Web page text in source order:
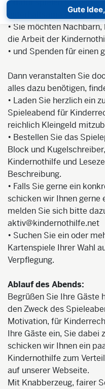
Gute
• dafür spielen Sie
unterhaltsame Weise
• Sie möchten
die Arbeit der
• und Spenden für einen
Dann veranstalten Sie
alles dazu benötigen,
• Laden Sie herzlich ein
Spieleabend für
reichlich Kleingeld
• Bestellen Sie das
Block und
Kindernothilfe und
Beschreibung.
• Falls Sie gerne ein
schicken wir Ihnen gerne
melden Sie sich bitte
aktiv@kindernothilfe.net
• Suchen Sie ein oder
Kartenspiele Ihrer Wahl
Verpflegung.
Ablauf des Abends:
Begrüßen Sie Ihre Gäste
den Zweck des
Motivation, für
Ihre Gäste ein, Sie dabei
schicken wir Ihnen ein
Kindernothilfe zum
auf unserer Webseite.
Mit Knabberzeug, fairer